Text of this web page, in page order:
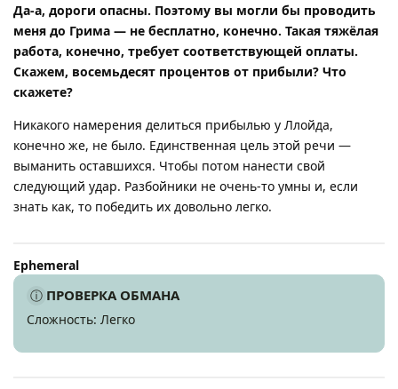
Да-а, дороги опасны. Поэтому вы могли бы проводить
меня до Грима — не бесплатно, конечно. Такая тяжёлая
работа, конечно, требует соответствующей оплаты.
Скажем, восемьдесят процентов от прибыли? Что
скажете?
Никакого намерения делиться прибылью у Ллойда,
конечно же, не было. Единственная цель этой речи —
выманить оставшихся. Чтобы потом нанести свой
следующий удар. Разбойники не очень-то умны и, если
знать как, то победить их довольно легко.
Ephemeral
ПРОВЕРКА ОБМАНА
Сложность: Легко